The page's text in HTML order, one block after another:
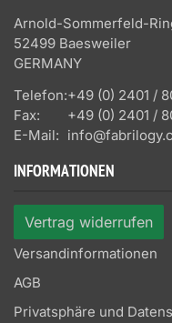
Arnold-Sommerfeld-
52499 Baesweiler
GERMANY
Telefon:+49 (0) 2401 /
Fax:
+49 (0) 2401 /
E-Mail:
INFORMATIONEN
Vertrag widerrufen
Versandinformationen
AGB
Privatsphäre und